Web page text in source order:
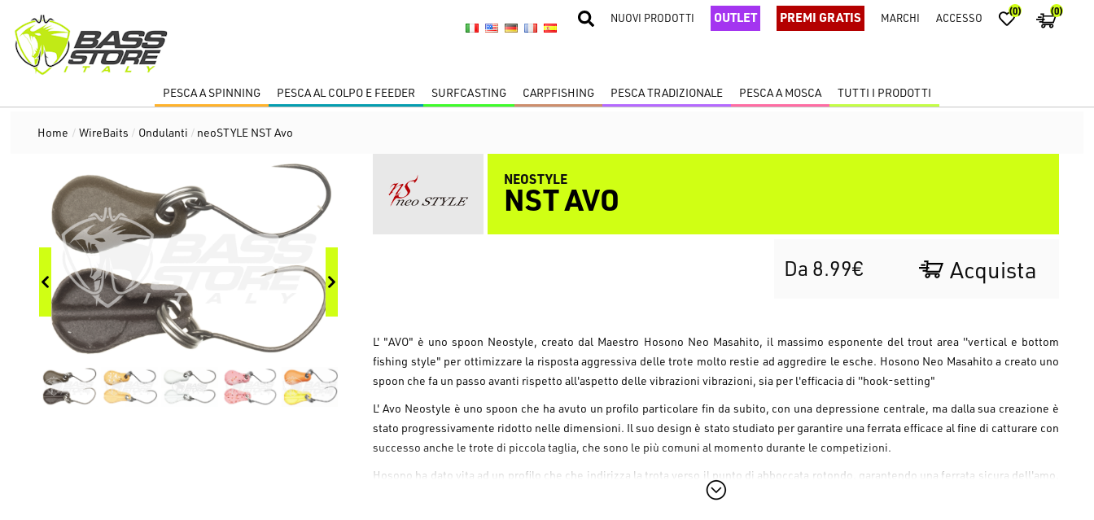
NUOVI PRODOTTI OUTLET PREMI GRATIS MARCHI ACCESSO (0) (0)
PESCA A SPINNING PESCA AL COLPO E FEEDER SURFCASTING CARPFISHING PESCA TRADIZIONALE PESCA A MOSCA TUTTI I PRODOTTI
Home / WireBaits / Ondulanti / neoSTYLE NST Avo
NEOSTYLE
NST AVO
Da 8.99€ Acquista
L' "AVO" è uno spoon Neostyle, creato dal Maestro Hosono Neo Masahito, il massimo esponente del trout area ''vertical e bottom
fishing style" per ottimizzare la risposta aggressiva delle trote molto restie ad aggredire le esche. Hosono Neo Masahito a creato uno
spoon che fa un passo avanti rispetto all'aspetto delle vibrazioni vibrazioni, sia per l'efficacia di ''hook-setting"
L' Avo Neostyle è uno spoon che ha avuto un profilo particolare fin da subito, con una depressione centrale, ma dalla sua creazione è
stato progressivamente ridotto nelle dimensioni. Il suo design è stato studiato per garantire una ferrata efficace al fine di catturare con
successo anche le trote di piccola taglia, che sono le più comuni al momento durante le competizioni.
Hosono ha dato vita ad un profilo che che indirizza la trota verso il punto di abboccata rotondo, garantendo una ferrata sicura dell'amo.
L'Avo viene prodotto con la solita cura artigianale nei colori che hanno reso leggendario il marchio di trout area giapponese Neostyle